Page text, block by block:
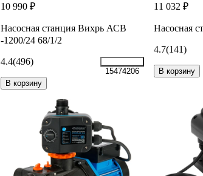
10 990 ₽
Насосная станция Вихрь АСВ
-1200/24 68/1/2
4.4(496)
15474206
В корзину
11 032 ₽
Насосная
4.7(141)
В корзину